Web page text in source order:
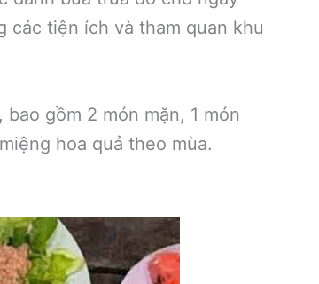
các tiện ích và tham quan khu
gồm 2 món mặn, 1 món
hoa quả theo mùa.